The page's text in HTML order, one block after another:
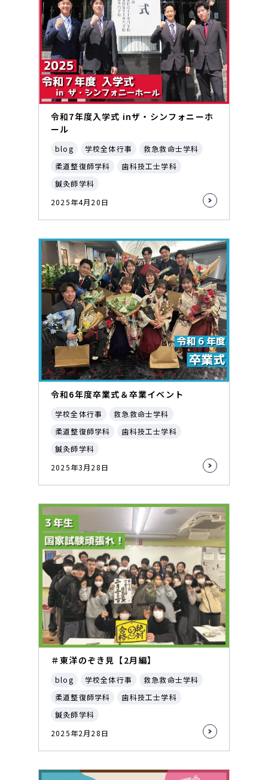
令和7年度入学式 inザ・シンフォニーホ
ール
blog 学校全体行事
救急救命士学科
柔道整復師学科
歯科技工士学科
鍼灸師学科
2025年4月20日
令和6年度卒業式＆卒業イベント
学校全体行事
救急救命士学科
柔道整復師学科
歯科技工士学科
鍼灸師学科
2025年3月28日
＃東洋のぞき見【2月編】
blog 学校全体行事
救急救命士学科
柔道整復師学科
歯科技工士学科
鍼灸師学科
2025年2月28日